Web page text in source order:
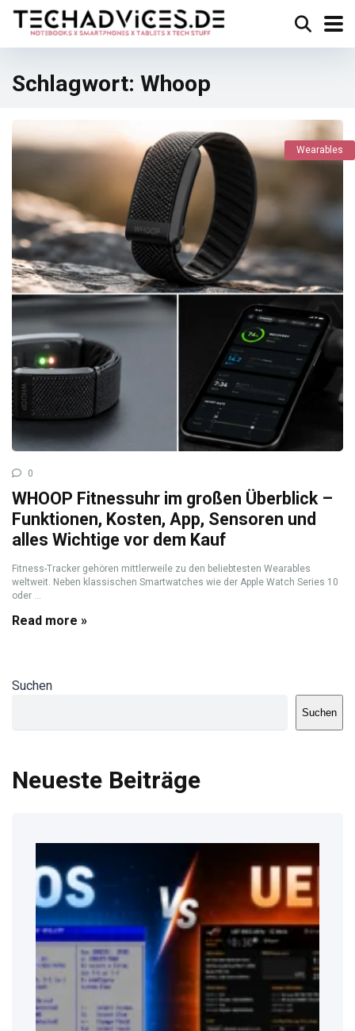
Schlagwort: Whoop
Wearables
0
WHOOP Fitnessuhr im großen Überblick –
Funktionen, Kosten, App, Sensoren und
alles Wichtige vor dem Kauf
Fitness-Tracker gehören mittlerweile zu den beliebtesten Wearables
weltweit. Neben klassischen Smartwatches wie der Apple Watch Series 10
oder ...
Read more »
Suchen
Suchen
Neueste Beiträge